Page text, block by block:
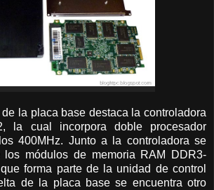
la placa base destaca la controladora
la cual incorpora doble procesador
400MHz. Junto a la controladora se
los módulos de memoria RAM DDR3-
forma parte de la unidad de control
de la placa base se encuentra otro